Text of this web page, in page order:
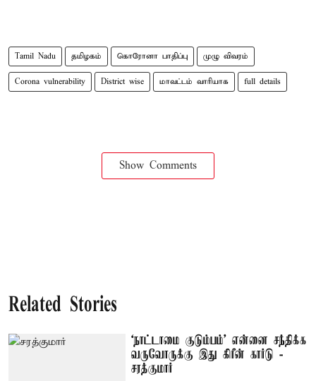
Tamil Nadu தமிழகம் கொரோனா பாதிப்பு முழு விவரம்
Corona vulnerability District wise மாவட்டம் வாரியாக full details
Show Comments
Related Stories
‘நாட்டாமை குடும்பம்’ என்னை சந்திக்க
வருவோருக்கு இது கிரீன் கார்டு -
சரத்குமார்